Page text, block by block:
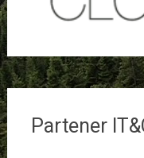
Partener